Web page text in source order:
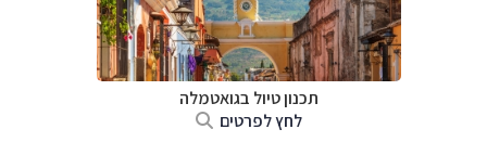
תכנון טיול בגואטמלה
לחץ לפרטים